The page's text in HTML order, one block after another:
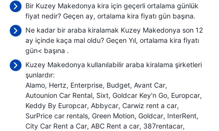
Bir Kuzey Makedonya kira için geçerli ortalama günlük
fiyat nedir? Geçen ay, ortalama kira fiyatı gün başına.
Ne kadar bir araba kiralamak Kuzey Makedonya son 12
ay içinde kaça mal oldu? Geçen Yıl, ortalama kira fiyatı
gün< başına .
Kuzey Makedonya kullanılabilir araba kiralama şirketleri
şunlardır:
Alamo Hertz Enterprise Budget Avant Car
Autounion Car Rental Sixt Goldcar Key'n Go Europcar
Keddy By Europcar Abbycar Carwiz rent a car
SurPrice car rentals Green Motion Goldcar InterRent
City Car Rent a Car ABC Rent a car 387rentacar